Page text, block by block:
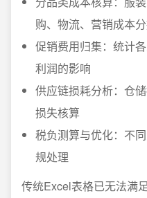
购、物流、营销成本
促销费用归集：统计
利润的影响
供应链损耗分析：仓
损失核算
税负测算与优化：不
规处理
传统Excel表格已无法满